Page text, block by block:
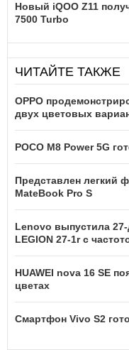
Новый iQOO Z11
7500 Turbo
ЧИТАЙТЕ ТАКЖЕ
OPPO
двух цветовых
POCO M8 Power 5G
Представлен легкий
MateBook Pro S
Lenovo выпустила
LEGION 27-1r с
HUAWEI nova 16 SE
цветах
Смартфон Vivo S2